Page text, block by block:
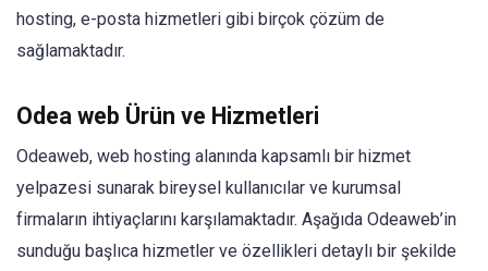
hosting, e-posta hizmetleri gibi birçok çözüm de
sağlamaktadır.
Odea web Ürün ve Hizmetleri
Odeaweb, web hosting alanında kapsamlı bir hizmet
yelpazesi sunarak bireysel kullanıcılar ve kurumsal
firmaların ihtiyaçlarını karşılamaktadır. Aşağıda Odeaweb’in
sunduğu başlıca hizmetler ve özellikleri detaylı bir şekilde